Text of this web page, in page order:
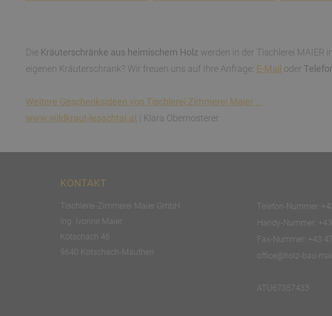
Die Kräuterschränke aus heimischem Holz werden in der Tischlerei MAIER
eigenen Kräuterschrank? Wir freuen uns auf Ihre Anfrage: E-Mail oder
Weitere Geschenksideen von Tischlerei Zimmerei Maier ...
www.wildkraut-lesachtal.at | Klara Obernosterer
KONTAKT
Tischlerei-Zimmerei Maier GmbH
Ing. Ivonne Maier
Kötschach 46
9640 Kötschach-Mauthen
Telefon-Nummer:
Handy-Nummer:
Fax-Nummer: +43
office@holz-bau-
ATU67357433